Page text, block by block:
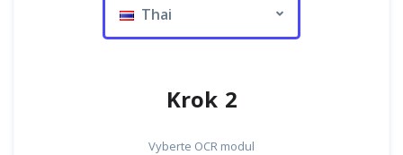
Thai
Krok 2
Vyberte OCR modul